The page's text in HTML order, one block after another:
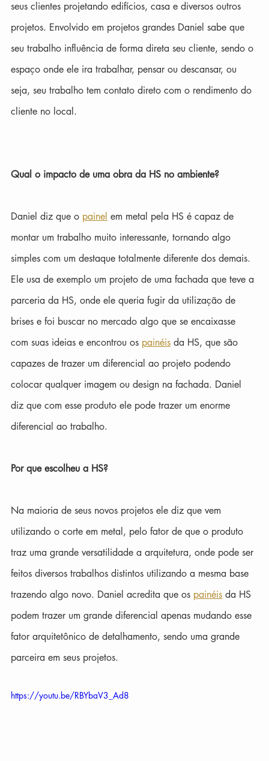
seus clientes projetando edifícios, casa e diversos outros
projetos. Envolvido em projetos grandes Daniel sabe que
seu trabalho influência de forma direta seu cliente, sendo o
espaço onde ele ira trabalhar, pensar ou descansar, ou
seja, seu trabalho tem contato direto com o rendimento do
cliente no local.
Qual o impacto de uma obra da HS no ambiente?
Daniel diz que o painel em metal pela HS é capaz de
montar um trabalho muito interessante, tornando algo
simples com um destaque totalmente diferente dos demais.
Ele usa de exemplo um projeto de uma fachada que teve a
parceria da HS, onde ele queria fugir da utilização de
brises e foi buscar no mercado algo que se encaixasse
com suas ideias e encontrou os painéis da HS, que são
capazes de trazer um diferencial ao projeto podendo
colocar qualquer imagem ou design na fachada. Daniel
diz que com esse produto ele pode trazer um enorme
diferencial ao trabalho.
Por que escolheu a HS?
Na maioria de seus novos projetos ele diz que vem
utilizando o corte em metal, pelo fator de que o produto
traz uma grande versatilidade a arquitetura, onde pode ser
feitos diversos trabalhos distintos utilizando a mesma base
trazendo algo novo. Daniel acredita que os painéis da HS
podem trazer um grande diferencial apenas mudando esse
fator arquitetônico de detalhamento, sendo uma grande
parceira em seus projetos.
https://youtu.be/RBYbaV3_Ad8